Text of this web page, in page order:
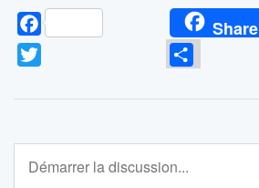
Facebook Share